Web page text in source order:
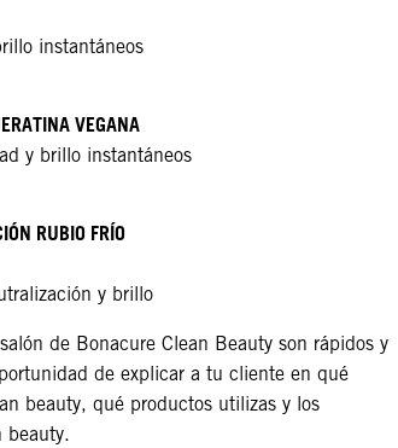
instantáneos
VEGANA
y brillo instantáneos
RUBIO FRÍO
y brillo
de Bonacure Clean Beauty son rápidos y
de explicar a tu cliente en qué
beauty, qué productos utilizas y los
beauty.